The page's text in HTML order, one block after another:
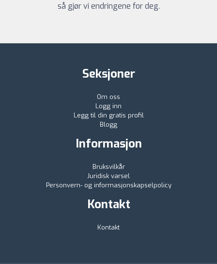
så gjør vi endringene for deg.
Seksjoner
Om oss
Logg inn
Legg til din gratis profil
Blogg
Informasjon
Bruksvilkår
Juridisk varsel
Personvern- og informasjonskapselpolicy
Kontakt
Kontakt